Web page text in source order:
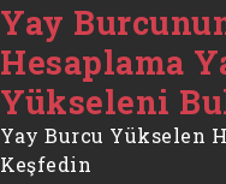
Yay
Hesaplama
Yükseleni
Yay Burcu Yükselen
Keşfedin